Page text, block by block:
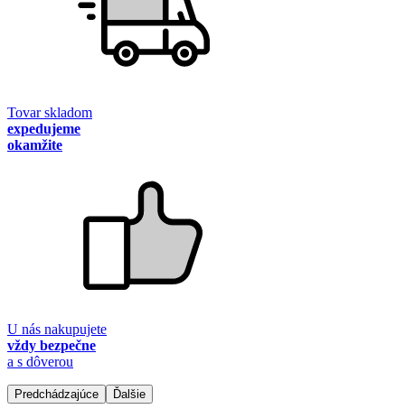
Tovar skladom
expedujeme
okamžite
U nás nakupujete
vždy bezpečne
a s dôverou
Predchádzajúce Ďalšie